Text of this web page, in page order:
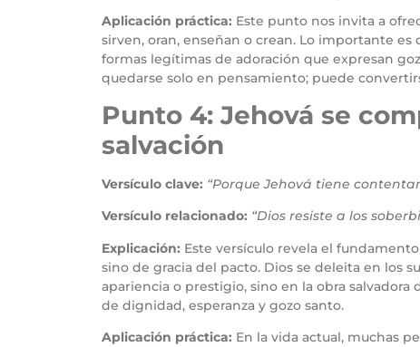
Aplicación práctica: Este punto nos invita a
sirven, oran, enseñan o crean. Lo importante
formas legítimas de adoración que expresan
quedarse solo en pensamiento; puede
Punto 4: Jehová se
salvación
Versículo clave: “Porque Jehová tiene
Versículo relacionado: “Dios resiste a los
Explicación: Este versículo revela el
sino de gracia del pacto. Dios se deleita en los
apariencia o prestigio, sino en la obra
de dignidad, esperanza y gozo santo.
Aplicación práctica: En la vida actual, muchas